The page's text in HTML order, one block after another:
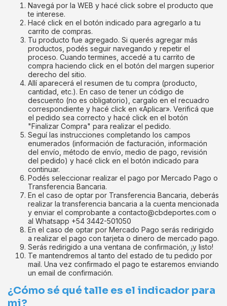
Navegá por la WEB y hacé click sobre el producto que
te interese.
Hacé click en el botón indicado para agregarlo a tu
carrito de compras.
Tu producto fue agregado. Si querés agregar más
productos, podés seguir navegando y repetir el
proceso. Cuando termines, accedé a tu carrito de
compra haciendo click en el botón del margen superior
derecho del sitio.
Allí aparecerá el resumen de tu compra (producto,
cantidad, etc.). En caso de tener un código de
descuento (no es obligatorio), cargalo en el recuadro
correspondiente y hacé click en «Aplicar». Verificá que
el pedido sea correcto y hacé click en el botón
"Finalizar Compra" para realizar el pedido.
Seguí las instrucciones completando los campos
enumerados (información de facturación, información
del envío, método de envío, medio de pago, revisión
del pedido) y hacé click en el botón indicado para
continuar.
Podés seleccionar realizar el pago por Mercado Pago o
Transferencia Bancaria.
En el caso de optar por Transferencia Bancaria, deberás
realizar la transferencia bancaria a la cuenta mencionada
y enviar el comprobante a contacto@cbdeportes.com o
al Whatsapp +54 3442-501050
En el caso de optar por Mercado Pago serás redirigido
a realizar el pago con tarjeta o dinero de mercado pago.
Serás redirigido a una ventana de confirmación, ¡y listo!
Te mantendremos al tanto del estado de tu pedido por
mail. Una vez confirmado el pago te estaremos enviando
un email de confirmación.
¿Cómo sé qué talle es el indicador para
mi?